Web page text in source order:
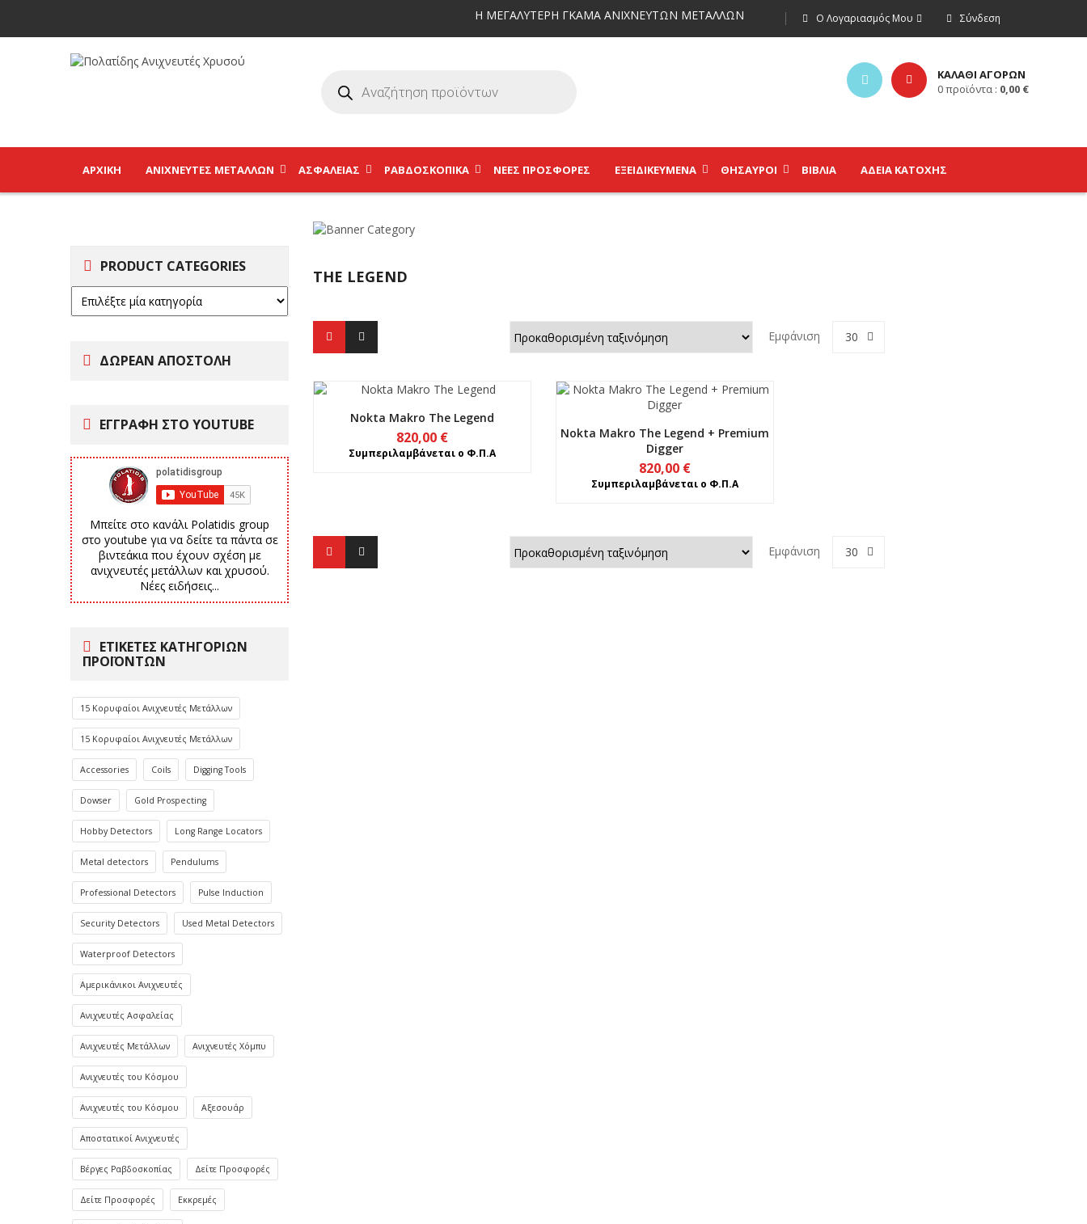
Σύνδεση
Ο Λογαριασμός Μου
Η ΜΕΓΑΛΥΤΕΡΗ ΓΚΑΜΑ ΑΝΙΧΝΕΥΤΩΝ ΜΕΤΑΛΛΩΝ
ΚΑΛΑΘΙ ΑΓΟΡΩΝ
0προϊόντα : 0,00 €
ΑΡΧΙΚΉ ΑΝΙΧΝΕΥΤΈΣ ΜΕΤΆΛΛΩΝ ΑΣΦΑΛΕΊΑΣ ΡΑΒΔΟΣΚΟΠΙΚΆ ΝΕΕΣ ΠΡΟΣΦΟΡΕΣ ΕΞΕΙΔΙΚΕΥΜΈΝΑ ΘΗΣΑΥΡΟΊ ΒΙΒΛΊΑ ΑΔΕΙΑ ΚΑΤΟΧΗΣ
PRODUCT CATEGORIES
ΔΩΡΕΑΝ ΑΠΟΣΤΟΛΗ
ΕΓΓΡΑΦΗ ΣΤΟ YOUTUBE
Μπείτε στο κανάλι Polatidis group
στο youtube για να δείτε τα πάντα σε
βιντεάκια που έχουν σχέση με
ανιχνευτές μετάλλων και χρυσού.
Νέες ειδήσεις...
ΕΤΙΚΈΤΕΣ ΚΑΤΗΓΟΡΙΏΝ
ΠΡΟΪΌΝΤΩΝ
15 Κορυφαίοι Ανιχνευτές Μετάλλων
15 Κορυφαίοι Ανιχνευτές Μετάλλων
Accessories Coils Digging Tools
Dowser Gold Prospecting
Hobby Detectors Long Range Locators
Metal detectors Pendulums
Professional Detectors Pulse Induction
Security Detectors Used Metal Detectors
Waterproof Detectors
Αμερικάνικοι Ανιχνευτές
Ανιχνευτές Ασφαλείας
Ανιχνευτές Μετάλλων Ανιχνευτές Χόμπυ
Ανιχνευτές του Κόσμου
Ανιχνευτές του Κόσμου Αξεσουάρ
Αποστατικοί Ανιχνευτές
Βέργες Ραβδοσκοπίας Δείτε Προσφορές
Δείτε Προσφορές Εκκρεμές
THE LEGEND
Εμφάνιση 30
Nokta Makro The Legend
820,00 €
Συμπεριλαμβάνεται ο Φ.Π.Α
Nokta Makro The Legend + Premium
Digger
820,00 €
Συμπεριλαμβάνεται ο Φ.Π.Α
Εμφάνιση 30